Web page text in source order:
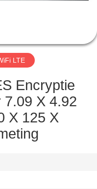
LTE
Encryptie
7.09 X 4.92
X 125 X